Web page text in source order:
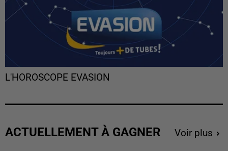
L'HOROSCOPE EVASION
ACTUELLEMENT À GAGNER Voir plus